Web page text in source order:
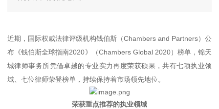
近期，国际权威法律评级机构钱伯斯（Chambers and Partners）公
布《钱伯斯全球指南2020》（Chambers Global 2020）榜单，锦天
城律师事务所凭借卓越的专业实力再度荣获硕果，共有七项执业领
域、七位律师荣登榜单，持续保持着市场领先地位。
荣获重点推荐的执业领域